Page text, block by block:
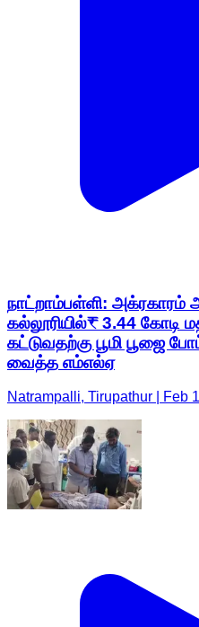
நாட்றாம்பள்ளி: அக்ரகாரம்
கல்லூரியில்₹ 3.44 கோடி
கட்டுவதற்கு பூமி பூஜை
வைத்த எம்எல்ஏ
Natrampalli, Tirupathur | Feb